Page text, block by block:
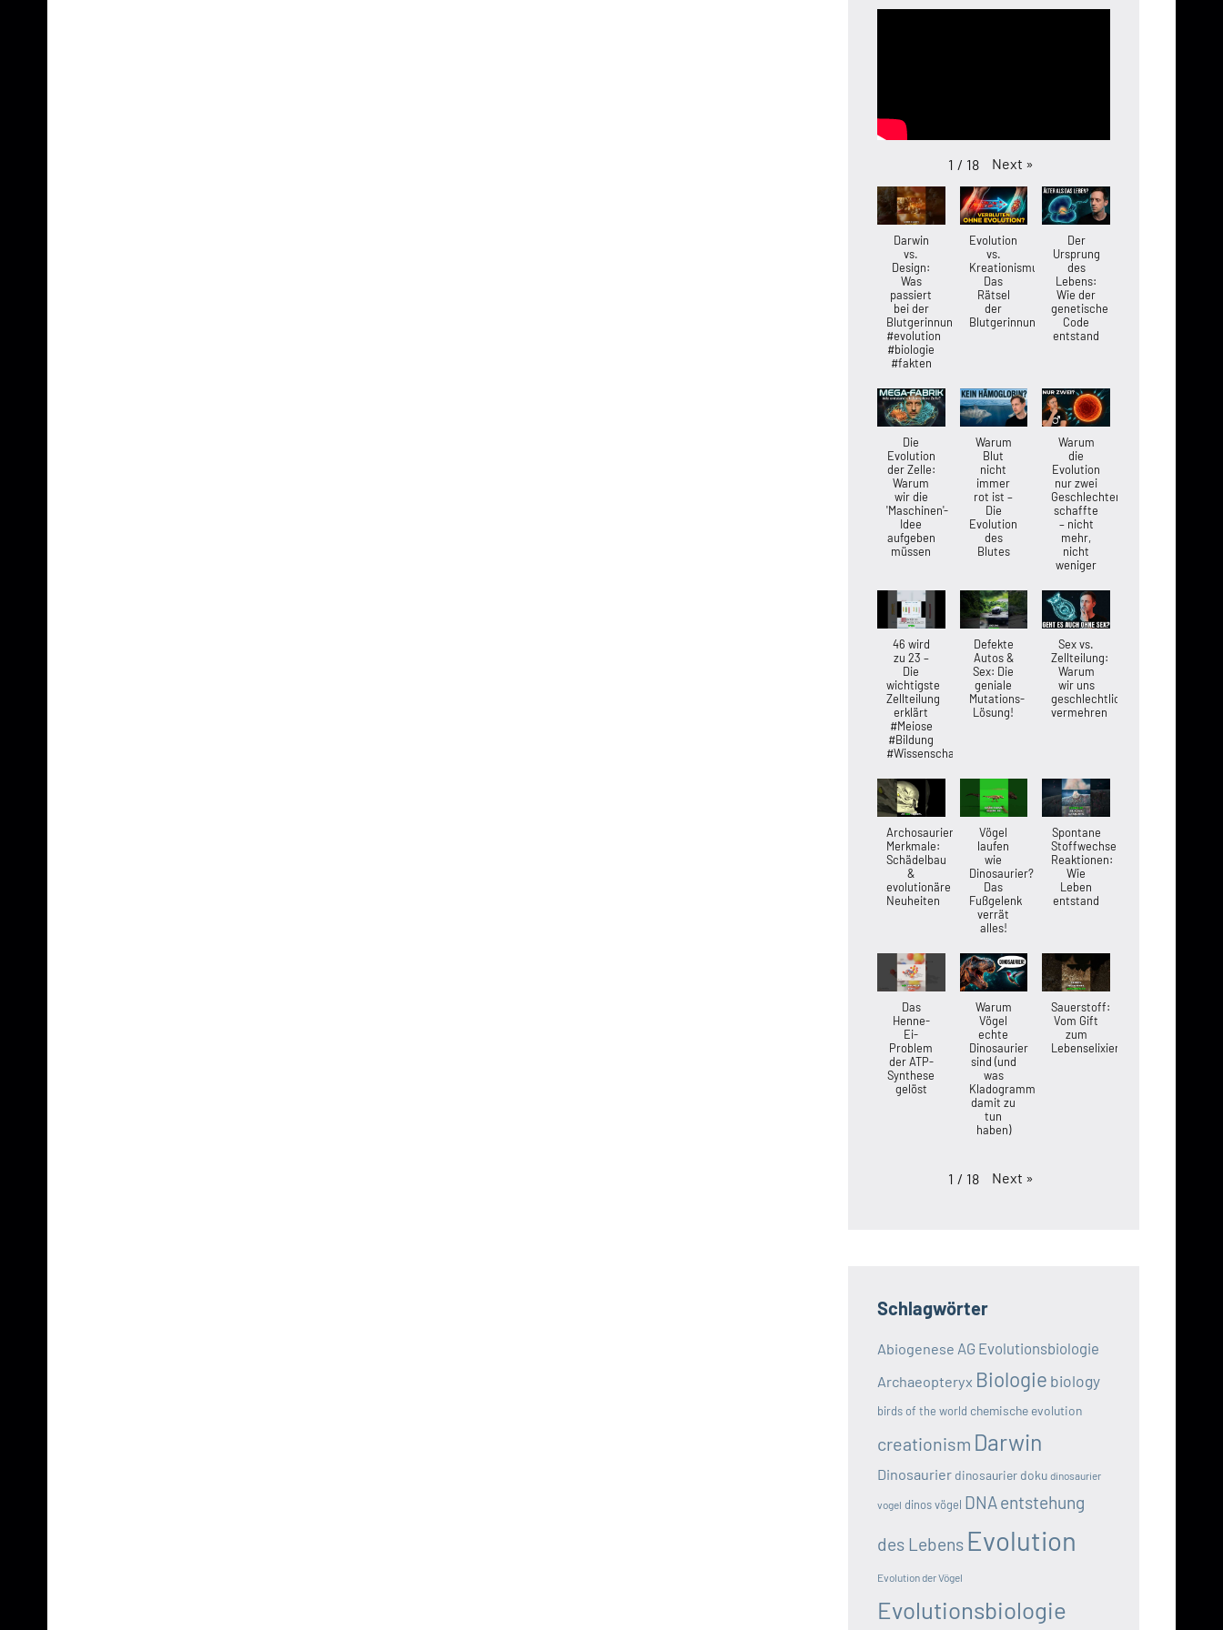
1 / 18 Next »
Darwin
vs.
Design:
Was
passiert
bei der
Blutgerinnung?
#evolution
#biologie
#fakten
Evolution
vs.
Kreationismus:
Das
Rätsel
der
Blutgerinnung
Der
Ursprung
des
Lebens:
Wie der
genetische
Code
entstand
Die
Evolution
der Zelle:
Warum
wir die
'Maschinen'-
Idee
aufgeben
müssen
Warum
Blut
nicht
immer
rot ist –
Die
Evolution
des
Blutes
Warum
die
Evolution
nur zwei
Geschlechter
schaffte
– nicht
mehr,
nicht
weniger
46 wird
zu 23 –
Die
wichtigste
Zellteilung
erklärt
#Meiose
#Bildung
#Wissenschaft
Defekte
Autos &
Sex: Die
geniale
Mutations-
Lösung!
Sex vs.
Zellteilung:
Warum
wir uns
geschlechtlich
vermehren
Archosaurier-
Merkmale:
Schädelbau
&
evolutionäre
Neuheiten
Vögel
laufen
wie
Dinosaurier?
Das
Fußgelenk
verrät
alles!
Spontane
Stoffwechsel-
Reaktionen:
Wie
Leben
entstand
Das
Henne-
Ei-
Problem
der ATP-
Synthese
gelöst
Warum
Vögel
echte
Dinosaurier
sind (und
was
Kladogramme
damit zu
tun
haben)
Sauerstoff:
Vom Gift
zum
Lebenselixier
1 / 18 Next »
Schlagwörter
Abiogenese AG Evolutionsbiologie
Archaeopteryx Biologie biology
birds of the world chemische evolution
creationism Darwin
Dinosaurier dinosaurier doku dinosaurier
vogel dinos vögel DNAentstehung
des Lebens Evolution
Evolution der Vögel
Evolutionsbiologie